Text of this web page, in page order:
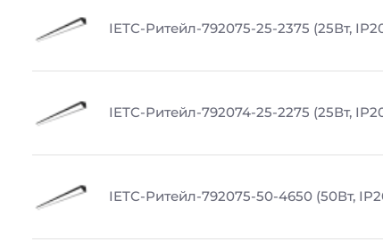
IETC-Ритейл-792075-25-2375 (25Вт,
IETC-Ритейл-792074-25-2275 (25Вт,
IETC-Ритейл-792075-50-4650 (50Вт,